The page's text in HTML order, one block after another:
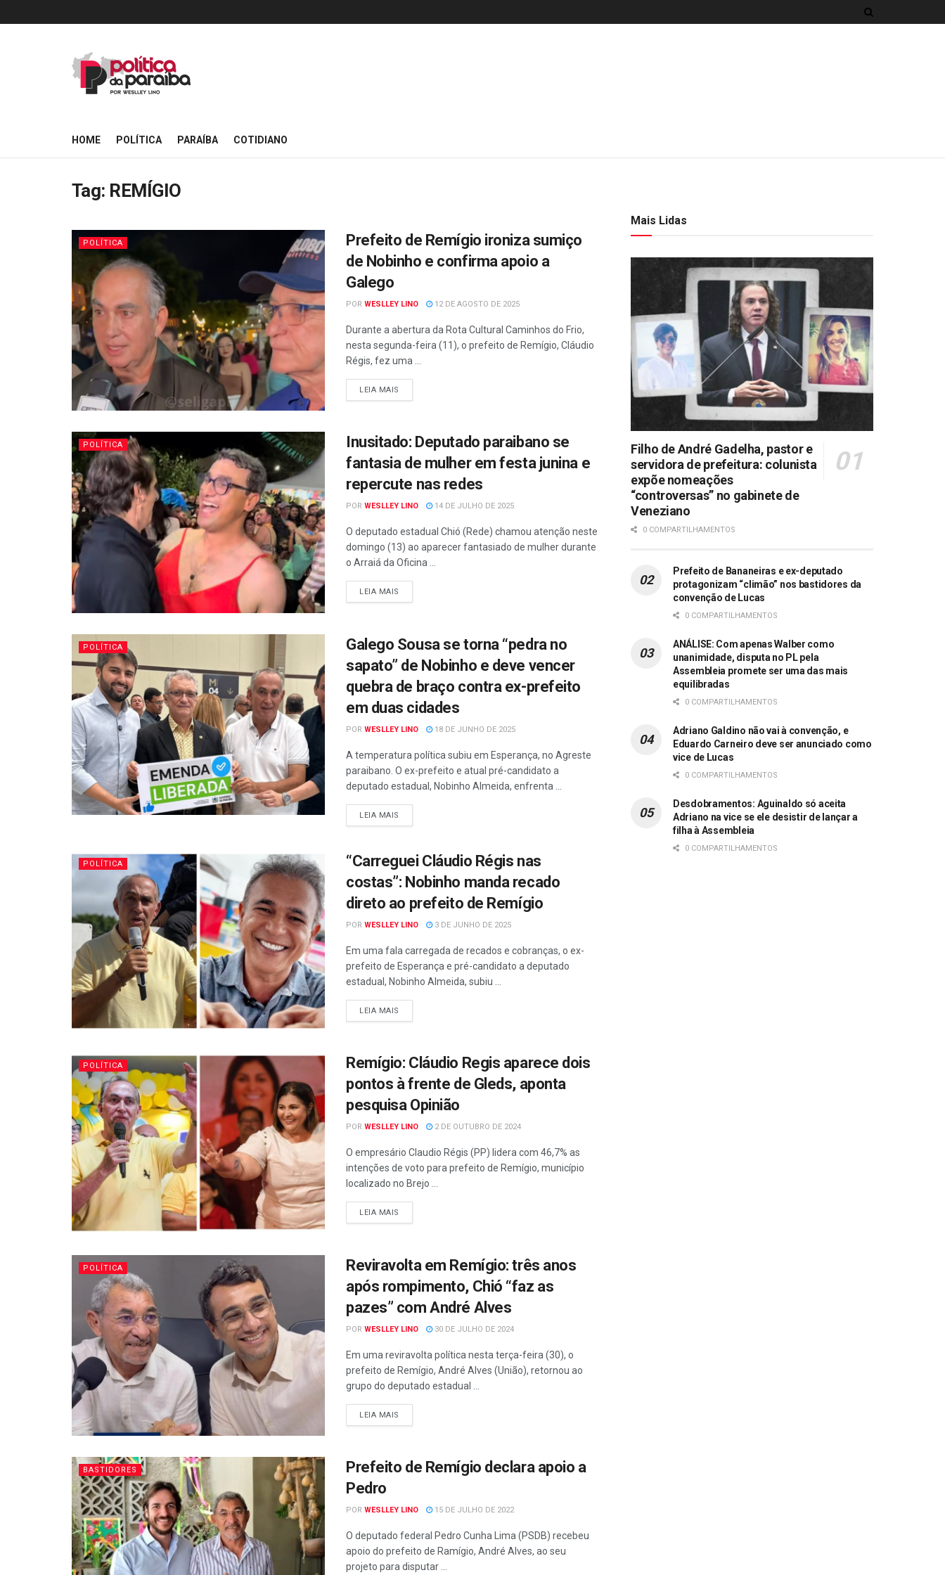
HOME POLÍTICA PARAÍBA COTIDIANO
Tag: REMÍGIO
POLÍTICA
Prefeito de Remígio ironiza sumiço
de Nobinho e confirma apoio a
Galego
POR WESLLEY LINO 12 DE AGOSTO DE 2025
Durante a abertura da Rota Cultural Caminhos do Frio,
nesta segunda-feira (11), o prefeito de Remígio, Cláudio
Régis, fez uma ...
LEIA MAIS
POLÍTICA
Inusitado: Deputado paraibano se
fantasia de mulher em festa junina e
repercute nas redes
POR WESLLEY LINO 14 DE JULHO DE 2025
O deputado estadual Chió (Rede) chamou atenção neste
domingo (13) ao aparecer fantasiado de mulher durante
o Arraiá da Oficina ...
LEIA MAIS
POLÍTICA
Galego Sousa se torna “pedra no
sapato” de Nobinho e deve vencer
quebra de braço contra ex-prefeito
em duas cidades
POR WESLLEY LINO 18 DE JUNHO DE 2025
A temperatura política subiu em Esperança, no Agreste
paraibano. O ex-prefeito e atual pré-candidato a
deputado estadual, Nobinho Almeida, enfrenta ...
LEIA MAIS
POLÍTICA
“Carreguei Cláudio Régis nas
costas”: Nobinho manda recado
direto ao prefeito de Remígio
POR WESLLEY LINO 3 DE JUNHO DE 2025
Em uma fala carregada de recados e cobranças, o ex-
prefeito de Esperança e pré-candidato a deputado
estadual, Nobinho Almeida, subiu ...
LEIA MAIS
POLÍTICA
Remígio: Cláudio Regis aparece dois
pontos à frente de Gleds, aponta
pesquisa Opinião
POR WESLLEY LINO 2 DE OUTUBRO DE 2024
O empresário Claudio Régis (PP) lidera com 46,7% as
intenções de voto para prefeito de Remígio, município
localizado no Brejo ...
LEIA MAIS
POLÍTICA
Reviravolta em Remígio: três anos
após rompimento, Chió “faz as
pazes” com André Alves
POR WESLLEY LINO 30 DE JULHO DE 2024
Em uma reviravolta política nesta terça-feira (30), o
prefeito de Remígio, André Alves (União), retornou ao
grupo do deputado estadual ...
LEIA MAIS
BASTIDORES
Prefeito de Remígio declara apoio a
Pedro
POR WESLLEY LINO 15 DE JULHO DE 2022
O deputado federal Pedro Cunha Lima (PSDB) recebeu
apoio do prefeito de Ramígio, André Alves, ao seu
projeto para disputar ...
Mais Lidas
Filho de André Gadelha, pastor e
servidora de prefeitura: colunista
expõe nomeações
“controversas” no gabinete de
Veneziano
0 COMPARTILHAMENTOS
Prefeito de Bananeiras e ex-deputado
protagonizam “climão” nos bastidores da
convenção de Lucas
0 COMPARTILHAMENTOS
ANÁLISE: Com apenas Walber como
unanimidade, disputa no PL pela
Assembleia promete ser uma das mais
equilibradas
0 COMPARTILHAMENTOS
Adriano Galdino não vai à convenção, e
Eduardo Carneiro deve ser anunciado como
vice de Lucas
0 COMPARTILHAMENTOS
Desdobramentos: Aguinaldo só aceita
Adriano na vice se ele desistir de lançar a
filha à Assembleia
0 COMPARTILHAMENTOS